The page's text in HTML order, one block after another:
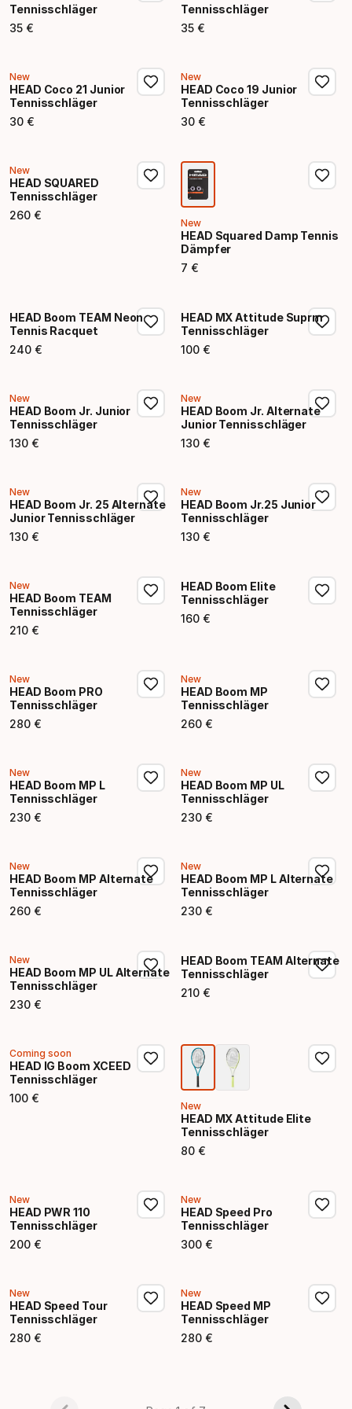
Tennisschläger
35 €
Endpreis
Tennisschläger
35 €
Endpreis
New
HEAD Coco 21 Junior
Tennisschläger
30 €
Endpreis
New
HEAD Coco 19 Junior
Tennisschläger
30 €
Endpreis
New
HEAD SQUARED
Tennisschläger
260 €
Endpreis New
HEAD Squared Damp Tennis
Dämpfer
7 €
Endpreis
HEAD Boom TEAM Neon
Tennis Racquet
240 €
Endpreis
HEAD MX Attitude Suprm
Tennisschläger
100 €
Endpreis
New
HEAD Boom Jr. Junior
Tennisschläger
130 €
Endpreis
New
HEAD Boom Jr. Alternate
Junior Tennisschläger
130 €
Endpreis
New
HEAD Boom Jr. 25 Alternate
Junior Tennisschläger
130 €
Endpreis
New
HEAD Boom Jr.25 Junior
Tennisschläger
130 €
Endpreis
New
HEAD Boom TEAM
Tennisschläger
210 €
Endpreis
HEAD Boom Elite
Tennisschläger
160 €
Endpreis
New
HEAD Boom PRO
Tennisschläger
280 €
Endpreis
New
HEAD Boom MP
Tennisschläger
260 €
Endpreis
New
HEAD Boom MP L
Tennisschläger
230 €
Endpreis
New
HEAD Boom MP UL
Tennisschläger
230 €
Endpreis
New
HEAD Boom MP Alternate
Tennisschläger
260 €
Endpreis
New
HEAD Boom MP L Alternate
Tennisschläger
230 €
Endpreis
New
HEAD Boom MP UL Alternate
Tennisschläger
230 €
Endpreis
HEAD Boom TEAM Alternate
Tennisschläger
210 €
Endpreis
Coming soon
HEAD IG Boom XCEED
Tennisschläger
100 €
Endpreis New
HEAD MX Attitude Elite
Tennisschläger
80 €
Endpreis
New
HEAD PWR 110
Tennisschläger
200 €
Endpreis
New
HEAD Speed Pro
Tennisschläger
300 €
Endpreis
New
HEAD Speed Tour
Tennisschläger
280 €
Endpreis
New
HEAD Speed MP
Tennisschläger
280 €
Endpreis